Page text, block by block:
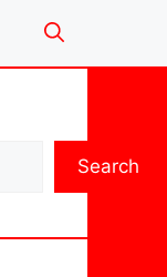
Search